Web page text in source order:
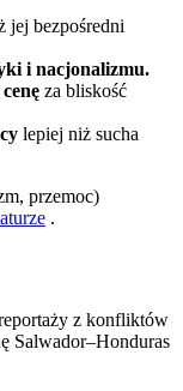
jej bezpośredni
i nacjonalizmu.
za bliskość
lepiej niż sucha
przemoc)
.
z konfliktów
Salwador–Honduras